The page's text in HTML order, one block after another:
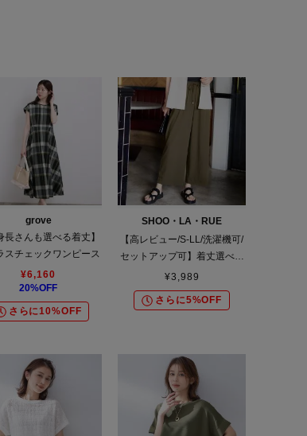
grove
長さんも選べる着丈】
スチェックワンピース
¥6,160
20%OFF
さらに10%OFF
SHOO・LA・RUE
【高レビュー/S-LL/洗濯機可/
セットアップ可】着丈選べる
軽凛(かろりん) ひんやりフラ
ップイージーパンツ
¥3,989
さらに5%OFF